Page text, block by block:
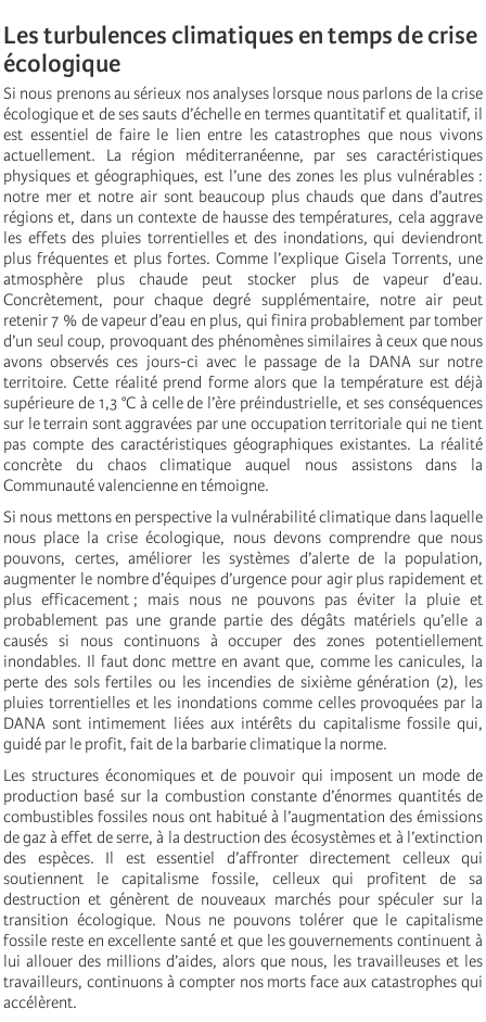
Les turbulences climatiques en temps de crise
écologique
Si nous prenons au sérieux nos analyses lorsque nous parlons de la crise
écologique et de ses sauts d’échelle en termes quantitatif et qualitatif, il
est essentiel de faire le lien entre les catastrophes que nous vivons
actuellement. La région méditerranéenne, par ses caractéristiques
physiques et géographiques, est l’une des zones les plus vulnérables :
notre mer et notre air sont beaucoup plus chauds que dans d’autres
régions et, dans un contexte de hausse des températures, cela aggrave
les effets des pluies torrentielles et des inondations, qui deviendront
plus fréquentes et plus fortes. Comme l’explique Gisela Torrents, une
atmosphère plus chaude peut stocker plus de vapeur d’eau.
Concrètement, pour chaque degré supplémentaire, notre air peut
retenir 7 % de vapeur d’eau en plus, qui finira probablement par tomber
d’un seul coup, provoquant des phénomènes similaires à ceux que nous
avons observés ces jours-ci avec le passage de la DANA sur notre
territoire. Cette réalité prend forme alors que la température est déjà
supérieure de 1,3 °C à celle de l’ère préindustrielle, et ses conséquences
sur le terrain sont aggravées par une occupation territoriale qui ne tient
pas compte des caractéristiques géographiques existantes. La réalité
concrète du chaos climatique auquel nous assistons dans la
Communauté valencienne en témoigne.
Si nous mettons en perspective la vulnérabilité climatique dans laquelle
nous place la crise écologique, nous devons comprendre que nous
pouvons, certes, améliorer les systèmes d’alerte de la population,
augmenter le nombre d’équipes d’urgence pour agir plus rapidement et
plus efficacement ; mais nous ne pouvons pas éviter la pluie et
probablement pas une grande partie des dégâts matériels qu’elle a
causés si nous continuons à occuper des zones potentiellement
inondables. Il faut donc mettre en avant que, comme les canicules, la
perte des sols fertiles ou les incendies de sixième génération (2), les
pluies torrentielles et les inondations comme celles provoquées par la
DANA sont intimement liées aux intérêts du capitalisme fossile qui,
guidé par le profit, fait de la barbarie climatique la norme.
Les structures économiques et de pouvoir qui imposent un mode de
production basé sur la combustion constante d’énormes quantités de
combustibles fossiles nous ont habitué à l’augmentation des émissions
de gaz à effet de serre, à la destruction des écosystèmes et à l’extinction
des espèces. Il est essentiel d’affronter directement celleux qui
soutiennent le capitalisme fossile, celleux qui profitent de sa
destruction et génèrent de nouveaux marchés pour spéculer sur la
transition écologique. Nous ne pouvons tolérer que le capitalisme
fossile reste en excellente santé et que les gouvernements continuent à
lui allouer des millions d’aides, alors que nous, les travailleuses et les
travailleurs, continuons à compter nos morts face aux catastrophes qui
accélèrent.